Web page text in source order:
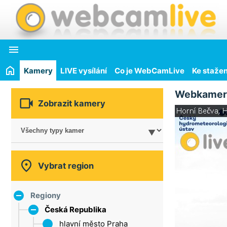

Kamery LIVE vysílání Co je WebCamLive Ke
 Zobrazit kamery
 Vybrat region
Regiony
Česká Republika
hlavní město Praha